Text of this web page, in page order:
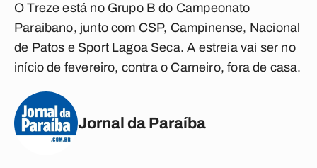
O Treze está no Grupo B do Campeonato
Paraibano, junto com CSP, Campinense, Nacional
de Patos e Sport Lagoa Seca. A estreia vai ser no
início de fevereiro, contra o Carneiro, fora de casa.
Jornal da Paraíba